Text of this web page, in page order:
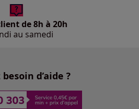
de 8h à 20h
au samedi
d’aide ?